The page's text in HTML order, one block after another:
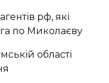
рф, які
по Миколаєву
області